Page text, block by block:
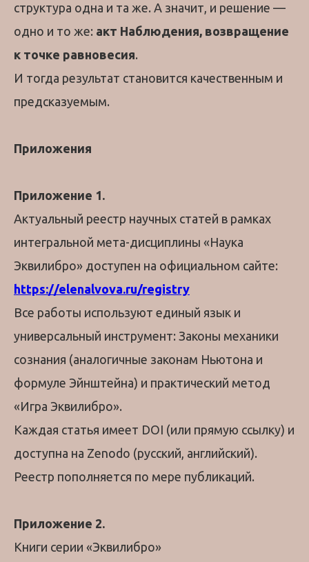
структура одна и та же. А значит, и решение —
одно и то же: акт Наблюдения, возвращение
к точке равновесия.
И тогда результат становится качественным и
предсказуемым.
Приложения
Приложение 1.
Актуальный реестр научных статей в рамках
интегральной мета-дисциплины «Наука
Эквилибро» доступен на официальном сайте:
https://elenalvova.ru/registry
Все работы используют единый язык и
универсальный инструмент: Законы механики
сознания (аналогичные законам Ньютона и
формуле Эйнштейна) и практический метод
«Игра Эквилибро».
Каждая статья имеет DOI (или прямую ссылку) и
доступна на Zenodo (русский, английский).
Реестр пополняется по мере публикаций.
Приложение 2.
Книги серии «Эквилибро»